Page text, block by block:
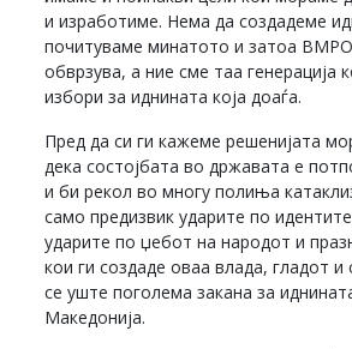
и изработиме. Нема да создадеме
почитуваме минатото и затоа ВМРО
обврзува, а ние сме таа генерација
избори за иднината која доаѓа.
Пред да си ги кажеме решенијата
дека состојбата во државата е
и би рекол во многу полиња
само предизвик ударите по
ударите по џебот на народот и
кои ги создаде оваа влада, гладот и
се уште поголема закана за
Македонија.